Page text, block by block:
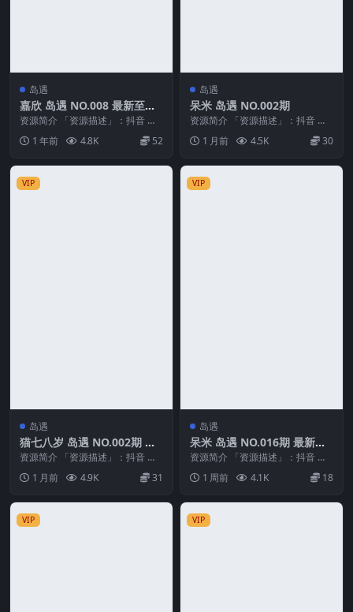
岛遇
嘉欣 岛遇 NO.008 最新至：2
025.8.1
资源简介 「资源描述」：抖音 嘉
欣 岛遇 NO.008 【6P】最新至：2
025...1 年前 4.8K 52
岛遇
呆米 岛遇 NO.002期
资源简介 「资源描述」：抖音 呆
米 岛遇 NO.002期 【23V】 「资
源名称...
1 月前 4.5K 30
VIP
岛遇
猫七八岁 岛遇 NO.002期 最
新至：2026.6.1
资源简介 「资源描述」：抖音 猫
七八岁 岛遇 NO.002期 【37P】最
新至：...
1 月前 4.9K 31
VIP
岛遇
呆米 岛遇 NO.016期 最新
至：2026.7.29
资源简介 「资源描述」：抖音 呆
米 岛遇 NO.016期 【7V】最新
至：202...
1 周前 4.1K 18
VIP VIP